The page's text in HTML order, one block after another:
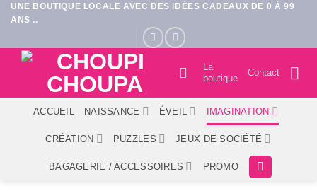
Passer
au
UNE BOUTIQUE LOCALE AVEC DES IDÉES CADEAUX DE 0 À 99
ANS ..
La
boutique
Contact
ACCUEIL NAISSANCE ÉVEIL IMAGINATION
CRÉATION PUZZLES JEUX DE SOCIÉTÉ
BAGAGERIE / ACCESSOIRES PROMO